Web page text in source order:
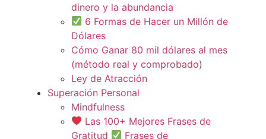
dinero y la abundancia
6 Formas de Hacer un Millón de
Dólares
Cómo Ganar 80 mil dólares al mes
(método real y comprobado)
Ley de Atracción
Superación Personal
Mindfulness
Las 100+ Mejores Frases de
Gratitud
Frases de